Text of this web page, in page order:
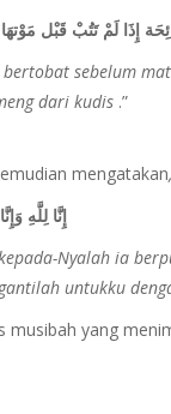
إِذَا لَمْ تَتُبْ قَبْل
sebelum
dari kudis.”
mengatakan,
إِنَّا لِلَّهِ
Nyalah ia
untukku
musibah yang